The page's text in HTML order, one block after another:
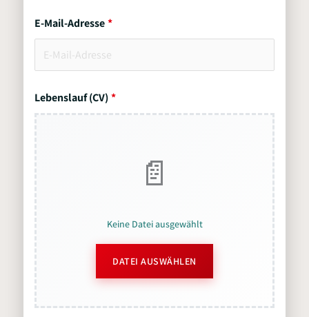
E-Mail-Adresse
Lebenslauf (CV)
Keine Datei ausgewählt
DATEI AUSWÄHLEN